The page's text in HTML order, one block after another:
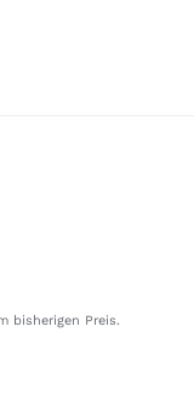
bisherigen Preis.